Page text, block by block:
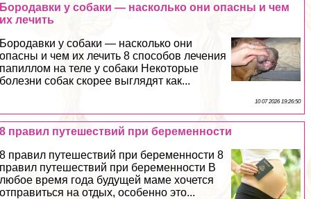
Бородавки у собаки — насколько они опасны и чем
их лечить
Бородавки у собаки — насколько они
опасны и чем их лечить 8 способов лечения
папиллом на теле у собаки Некоторые
болезни собак скорее выглядят как...
10 07 2026 19:26:50
8 правил путешествий при беременности
8 правил путешествий при беременности 8
правил путешествий при беременности В
любое время года будущей маме хочется
отправиться на отдых, особенно это...